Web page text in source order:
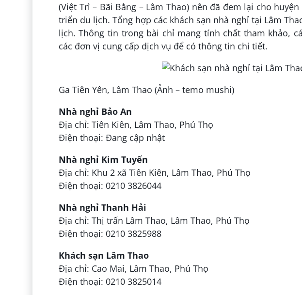
(Việt Trì – Bãi Bằng – Lâm Thao) nên đã đem lại cho
triển du lịch. Tổng hợp các khách sạn nhà nghỉ tại Lâm
lịch. Thông tin trong bài chỉ mang tính chất tham khảo,
các đơn vị cung cấp dịch vụ để có thông tin chi tiết.
Ga Tiên Yên, Lâm Thao (Ảnh – temo mushi)
Nhà nghỉ Bảo An
Địa chỉ: Tiên Kiên, Lâm Thao, Phú Thọ
Điện thoại: Đang cập nhật
Nhà nghỉ Kim Tuyến
Địa chỉ: Khu 2 xã Tiên Kiên, Lâm Thao, Phú Thọ
Điện thoại: 0210 3826044
Nhà nghỉ Thanh Hải
Địa chỉ: Thị trấn Lâm Thao, Lâm Thao, Phú Thọ
Điện thoại: 0210 3825988
Khách sạn Lâm Thao
Địa chỉ: Cao Mai, Lâm Thao, Phú Thọ
Điện thoại: 0210 3825014